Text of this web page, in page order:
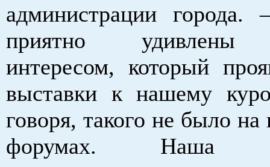
администрации
приятно удивлены
интересом, который
выставки к нашему
говоря, такого не было
форумах. Наша